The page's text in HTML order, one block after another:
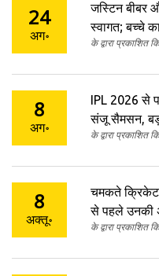
24
अग॰
जस्टिन बीबर
स्वागत; बच्चे
के द्वारा
8
अग॰
IPL 2026 से
संजू सैमसन,
के द्वारा
8
अक्तू॰
चमकते
से पहले उनकी
के द्वारा